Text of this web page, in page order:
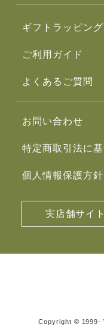
ギフトラッピング
ご利用ガイド
よくあるご質問
お問い合わせ
特定商取引法に
個人情報保護方針
実店舗サイト
Copyright © 1999-